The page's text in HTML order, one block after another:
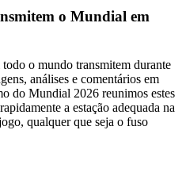
o Mundial em
o mundo transmitem durante
análises e comentários em
do Mundial 2026 reunimos estes
a estação adequada na
qualquer que seja o fuso